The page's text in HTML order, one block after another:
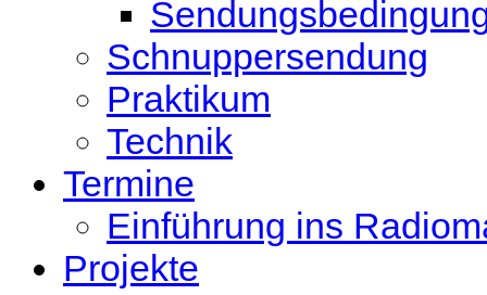
Schnuppersendung
Praktikum
Technik
Termine
Einführung ins
Projekte